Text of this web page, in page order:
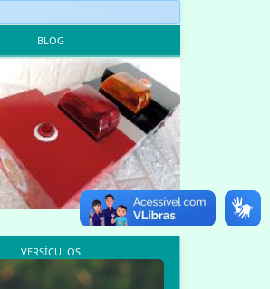
BLOG
VERSÍCULOS